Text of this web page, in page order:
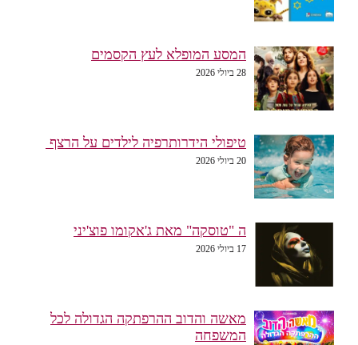
המסע המופלא לעץ הקסמים
28 ביולי 2026
טיפולי הידרותרפיה לילדים על הרצף
20 ביולי 2026
ה "טוסקה" מאת ג'אקומו פוצ'יני
מאשה והדוב ההרפתקה הגדולה לכל
המשפחה